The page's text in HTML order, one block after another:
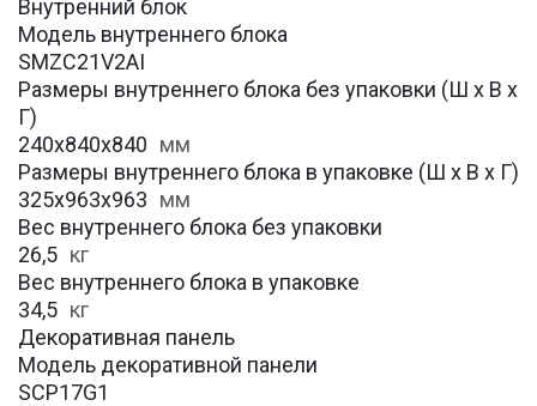
Внутренний блок
Модель внутреннего блока
SMZC21V2AI
Размеры внутреннего блока без упаковки (Ш х В х
Г)
240x840x840 мм
Размеры внутреннего блока в упаковке (Ш х В х Г)
325x963x963 мм
Вес внутреннего блока без упаковки
26,5 кг
Вес внутреннего блока в упаковке
34,5 кг
Декоративная панель
Модель декоративной панели
SCP17G1